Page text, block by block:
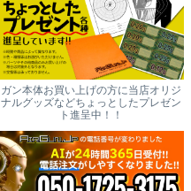
ガン本体お買い上げの方に当店オリジ
ナルグッズなどちょっとしたプレゼン
ト進呈中！！